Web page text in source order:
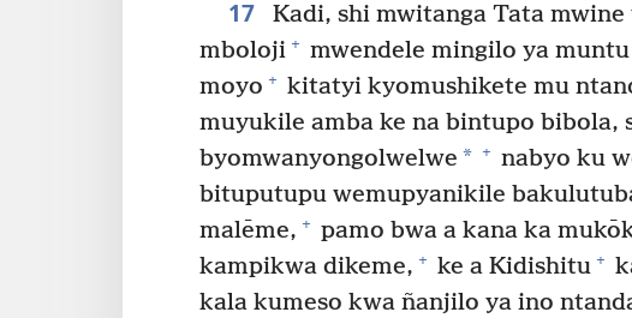
17
Kadi, shi mwitanga Tata
mboloji + mwendele mingilo ya
moyo + kitatyi kyomushikete mu
muyukile amba ke na bintupo bibola,
byomwanyongolwelwe * + nabyo ku
bituputupu wemupyanikile
malēme, + pamo bwa a kana ka
kampikwa dikeme, + ke a Kidishitu +
kala kumeso kwa ñanjilo ya ino